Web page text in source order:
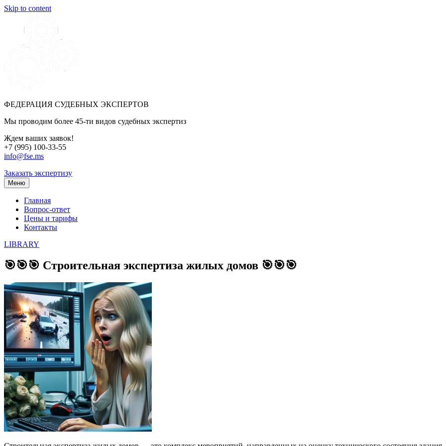
Skip to content
ФЕДЕРАЦИЯ СУДЕБНЫХ ЭКСПЕРТОВ
Мы проводим более 45-ти видов судебных экспертиз
Ждем ваших заявок!
+7 (995) 100-33-55
info@fse.ms
Заказать экспертизу
Меню
Главная
Вопрос-ответ
Цены и тарифы
Контакты
LIBRARY
🎯🎯🎯 Строительная экспертиза жилых домов 🎯🎯🎯